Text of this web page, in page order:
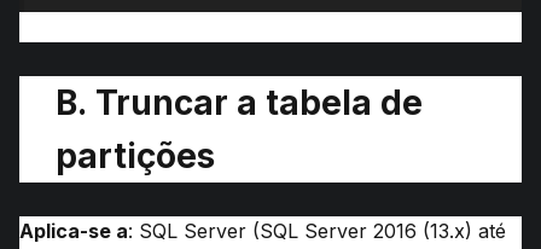
B. Truncar a tabela de
partições
Aplica-se a: SQL Server (SQL Server 2016 (13.x) até